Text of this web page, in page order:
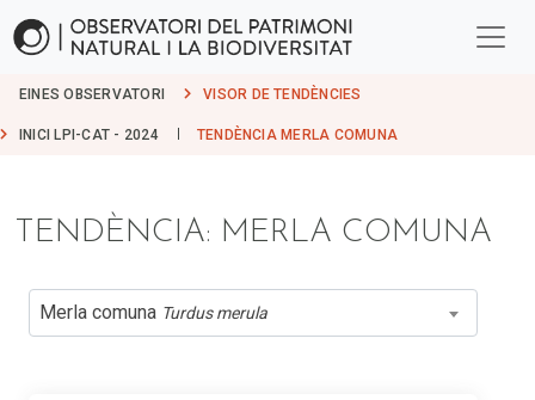
EINES OBSERVATORI VISOR DE TENDÈNCIES
INICI LPI-CAT - 2024 TENDÈNCIA MERLA COMUNA
TENDÈNCIA: MERLA COMUNA
Merla comuna Turdus merula